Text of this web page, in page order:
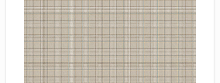
Decori Decori
...
Emiliana Parati
Fipar
Grandeco
Обои под покраску